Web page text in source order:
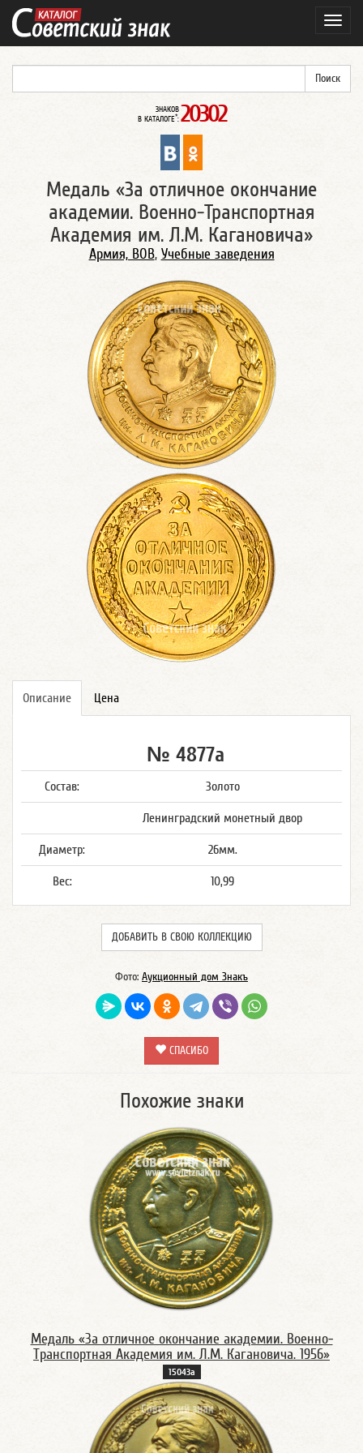
ЗНАКОВ
В КАТАЛОГЕ*: 20302
Медаль «За отличное окончание
академии. Военно-Транспортная
Академия им. Л.М. Кагановича»
Армия, ВОВ, Учебные заведения
Описание Цена
№ 4877а
Состав: Золото
Ленинградский монетный двор
Диаметр: 26мм.
Вес: 10,99
ДОБАВИТЬ В СВОЮ КОЛЛЕКЦИЮ
Фото: Аукционный дом Знакъ
СПАСИБО
Похожие знаки
Медаль «За отличное окончание академии. Военно-
Транспортная Академия им. Л.М. Кагановича. 1956»
15043а